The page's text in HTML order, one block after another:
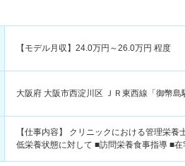
【モデル月収】 24.0万円～26.0万円 程度
大阪府 大阪市西淀川区 ＪＲ東西線「御幣島
【仕事内容】 クリニックにおける管理栄
低栄養状態に対して ■訪問栄養食事指導 ■